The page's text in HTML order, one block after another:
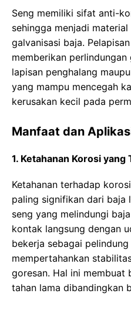
Seng memiliki sifat anti-
sehingga menjadi
galvanisasi baja.
memberikan
lapisan penghalang
yang mampu mencegah
kerusakan kecil pada
Manfaat dan
1. Ketahanan Korosi yang
Ketahanan terhadap
paling signifikan dari baja
seng yang melindungi
kontak langsung dengan
bekerja sebagai
mempertahankan
goresan. Hal ini membuat
tahan lama dibandingkan